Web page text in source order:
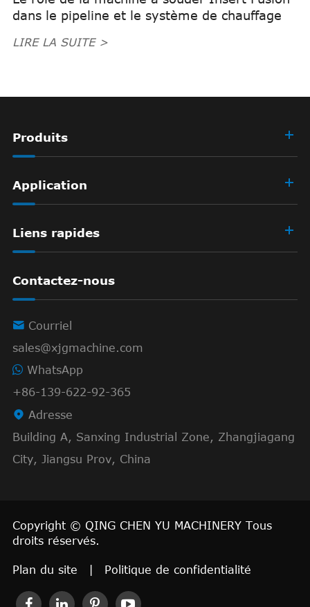
dans le pipeline et le système de chauffage
LIRE LA SUITE >
Produits
Application
Liens rapides
Contactez-nous
 Courriel
sales@xjgmachine.com
WhatsApp
+86-139-622-92-365
 Adresse
Building A, Sanxing Industrial Zone, Zhangjiagang
City, Jiangsu Prov, China
Copyright © QING CHEN YU MACHINERY Tous
droits réservés.
Plan du site Politique de confidentialité